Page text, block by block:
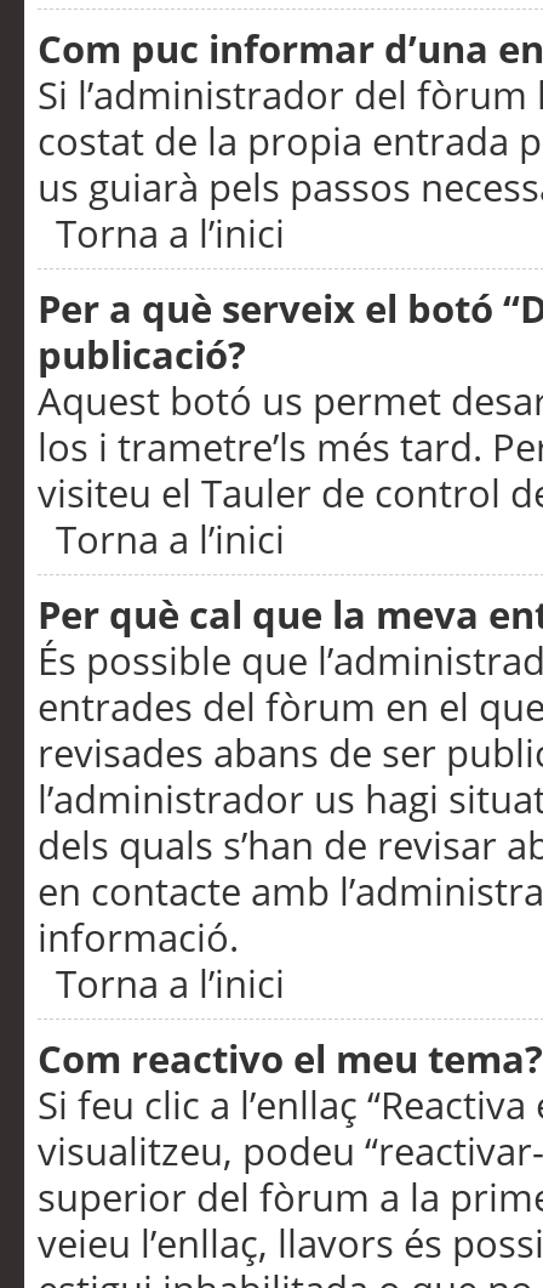
Com puc informar d’una
Si l’administrador del
costat de la propia entrada
us guiarà pels passos
Torna a l’inici
Per a què serveix el botó
publicació?
Aquest botó us permet
los i trametre’ls més tard.
visiteu el Tauler de control
Torna a l’inici
Per què cal que la meva
És possible que
entrades del fòrum en el
revisades abans de ser
l’administrador us hagi
dels quals s’han de revisar
en contacte amb
informació.
Torna a l’inici
Com reactivo el meu tema?
Si feu clic a l’enllaç
visualitzeu, podeu
superior del fòrum a la
veieu l’enllaç, llavors és